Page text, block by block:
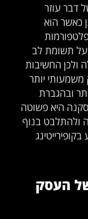
דבר עוזר
כאשר הוא
על תשומת לב
ולכן החשיבות
משמעותי יותר
ובהגברת
היא פשוטה
ולהתלבט בנוף
העסק